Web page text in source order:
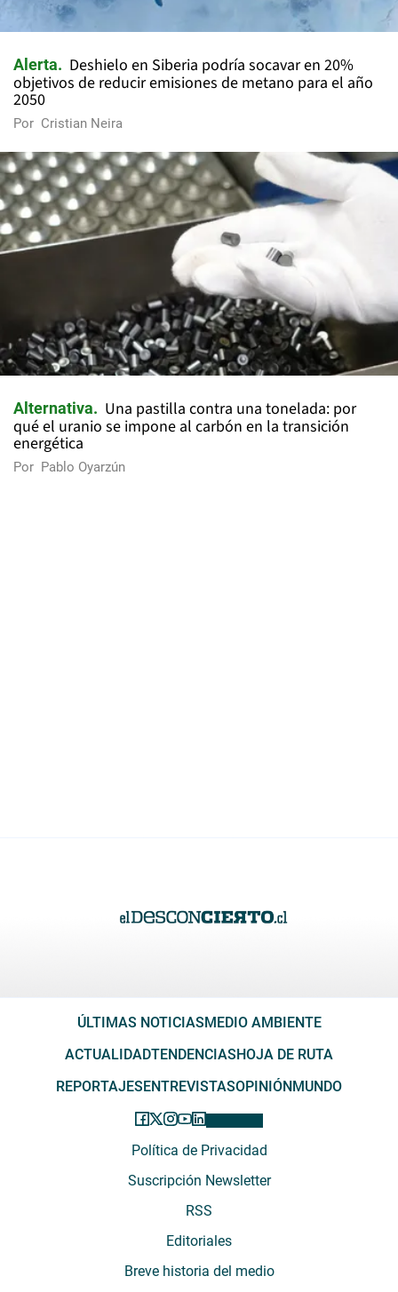
Alerta
Deshielo en Siberia podría socavar en 20%
objetivos de reducir emisiones de metano para el año
2050
Por Cristian Neira
Alternativa
Una pastilla contra una tonelada: por
qué el uranio se impone al carbón en la transición
energética
Por Pablo Oyarzún
ÚLTIMAS NOTICIAS MEDIO AMBIENTE
ACTUALIDADTENDENCIAS HOJA DE RUTA
REPORTAJES ENTREVISTASOPINIÓN MUNDO
Política de Privacidad
Suscripción Newsletter
RSS
Editoriales
Breve historia del medio